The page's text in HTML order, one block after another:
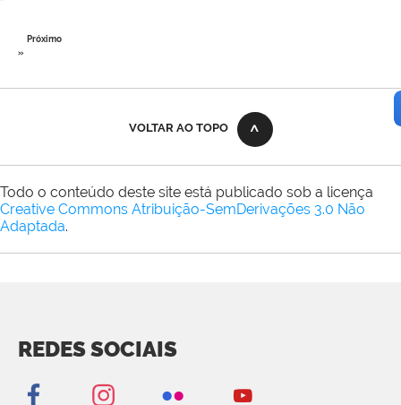
Próximo
»
VOLTAR AO TOPO
Todo o conteúdo deste site está publicado sob a licença
Creative Commons Atribuição-SemDerivações 3.0 Não
Adaptada.
REDES SOCIAIS